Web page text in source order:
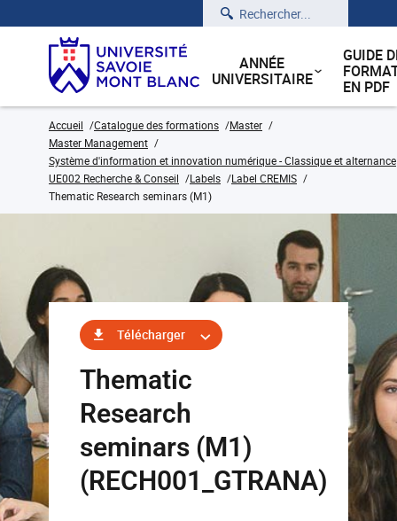
Rechercher
ANNÉE
UNIVERSITAIRE
GUIDE
EN PDF
Accueil Catalogue des formations
Master
Master Management
Système d'information et innovation numérique - Classique et alternance
UE002 Recherche & Conseil
Labels
Label CREMIS
Thematic Research seminars (M1)
Télécharger
Thematic
Research
seminars (M1)
(RECH001_GTRANA)